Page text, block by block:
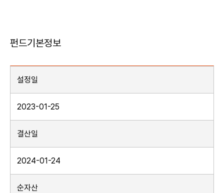
펀드기본정보
설정일
2023-01-25
결산일
2024-01-24
순자산